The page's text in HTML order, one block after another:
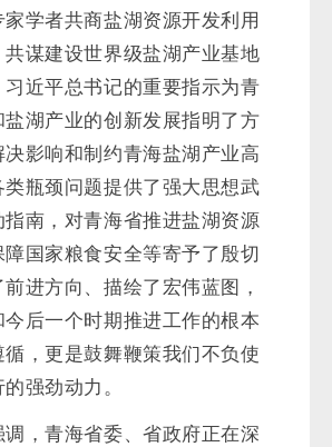
学者共商盐湖资源开发利用
共谋建设世界级盐湖产业基地
习近平总书记的重要指示为青
湖产业的创新发展指明了方
决影响和制约青海盐湖产业高
类瓶颈问题提供了强大思想武
南，对青海省推进盐湖资源
国家粮食安全等寄予了殷切
进方向、描绘了宏伟蓝图，
后一个时期推进工作的根本
，更是鼓舞鞭策我们不负使
强劲动力。
青海省委、省政府正在深